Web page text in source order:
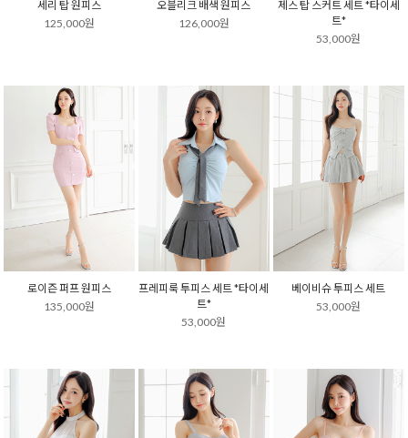
세리 탑 원피스
125,000원
오블리크 배색 원피스
126,000원
제스 탑 스커트 세트 *타이세
트*
53,000원
로이즌 퍼프 원피스
135,000원
프레피룩 투피스 세트 *타이세
트*
53,000원
베이비슈 투피스 세트
53,000원